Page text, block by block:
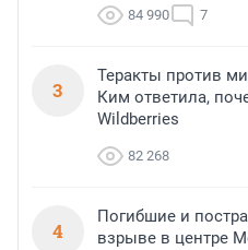
84 990 7
3
Теракты против
Ким ответила,
Wildberries
82 268
4
Погибшие и
взрыве в центре